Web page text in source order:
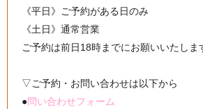
《平日》ご予約がある日のみ
《土日》通常営業
ご予約は前日18時までにお願いいたしま
▽ご予約・お問い合わせは以下から
●問い合わせフォーム